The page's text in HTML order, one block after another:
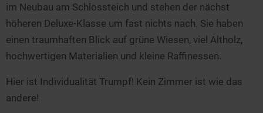
alle Länder…
im Neubau am Schlossteich und stehen der nächst
höheren Deluxe-Klasse um fast nichts nach. Sie haben
einen traumhaften Blick auf grüne Wiesen, viel Altholz,
hochwertigen Materialien und kleine Raffinessen.
Hier ist Individualität Trumpf! Kein Zimmer ist wie das
andere!